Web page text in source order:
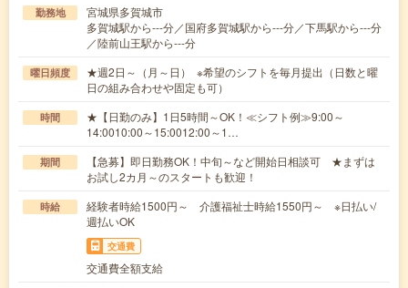
勤務地
宮城県多賀城市
多賀城駅から---分／国府多賀城駅から---分／下馬駅から---分
／陸前山王駅から---分
曜日頻度
★週2日～（月～日） ※希望のシフトを毎月提出（日数と曜
日の組み合わせや固定も可）
時間
★【日勤のみ】1日5時間～OK！≪シフト例≫9:00～
14:0010:00～15:0012:00～1…
期間
【急募】即日勤務OK！中旬～など開始日相談可 ★まずは
お試し2カ月～のスタートも歓迎！
時給
経験者時給1500円～ 介護福祉士時給1550円～ ※日払い/
週払いOK
交通費
交通費全額支給